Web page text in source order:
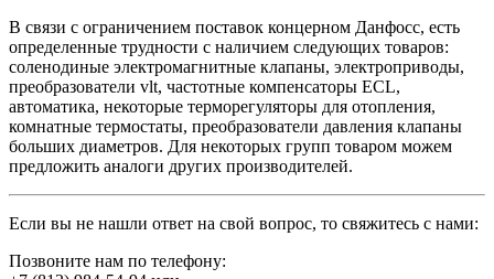
В связи с ограничением поставок концерном Данфосс, есть
определенные трудности с наличием следующих товаров:
соленодиные электромагнитные клапаны, электроприводы,
преобразователи vlt, частотные компенсаторы ECL,
автоматика, некоторые терморегуляторы для отопления,
комнатные термостаты, преобразователи давления клапаны
больших диаметров. Для некоторых групп товаром можем
предложить аналоги других производителей.
Если вы не нашли ответ на свой вопрос, то свяжитесь с нами:
Позвоните нам по телефону: